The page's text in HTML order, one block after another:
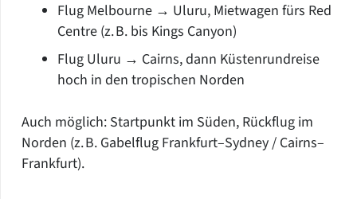
Flug Melbourne → Uluru, Mietwagen fürs Red
Centre (z. B. bis Kings Canyon)
Flug Uluru → Cairns, dann Küstenrundreise
hoch in den tropischen Norden
Auch möglich: Startpunkt im Süden, Rückflug im
Norden (z. B. Gabelflug Frankfurt–Sydney / Cairns–
Frankfurt).